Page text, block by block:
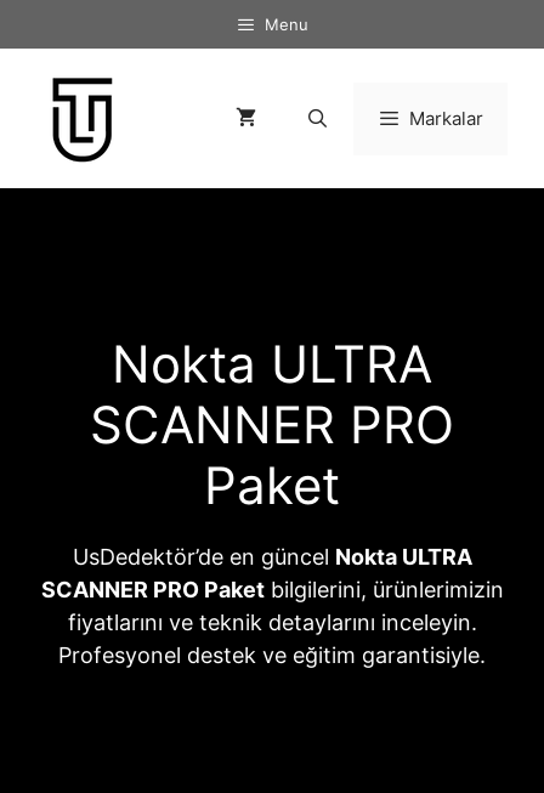
atla
Menu
Markalar
Nokta ULTRA
SCANNER PRO
Paket
UsDedektör’de en güncel Nokta ULTRA
SCANNER PRO Paketbilgilerini, ürünlerimizin
fiyatlarını ve teknik detaylarını inceleyin.
Profesyonel destek ve eğitim garantisiyle.